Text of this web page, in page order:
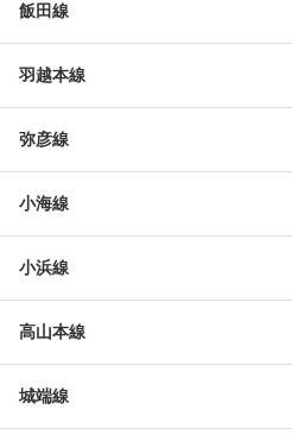
飯田線
羽越本線
弥彦線
小海線
小浜線
高山本線
城端線